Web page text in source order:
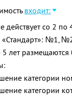
входит:
действует со 2 по
«Стандарт»: №1,
лет размещаются
категории
категории